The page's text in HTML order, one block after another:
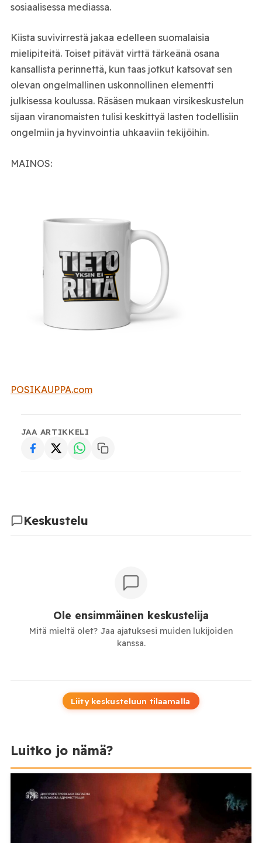
sosiaalisessa mediassa.
Kiista suvivirrestä jakaa edelleen suomalaisia
mielipiteitä. Toiset pitävät virttä tärkeänä osana
kansallista perinnettä, kun taas jotkut katsovat sen
olevan ongelmallinen uskonnollinen elementti
julkisessa koulussa. Räsäsen mukaan virsikeskustelun
sijaan viranomaisten tulisi keskittyä lasten todellisiin
ongelmiin ja hyvinvointia uhkaaviin tekijöihin.
MAINOS:
POSIKAUPPA.com
JAA ARTIKKELI
Keskustelu
Ole ensimmäinen keskustelija
Mitä mieltä olet? Jaa ajatuksesi muiden lukijoiden
kanssa.
Liity keskusteluun tilaamalla
Luitko jo nämä?